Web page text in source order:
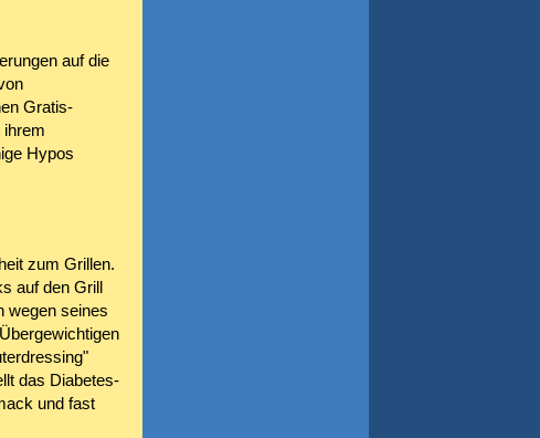
auf die
Gratis-
ihrem
Hypos
zum Grillen.
auf den Grill
wegen seines
das Diabetes-
und fast